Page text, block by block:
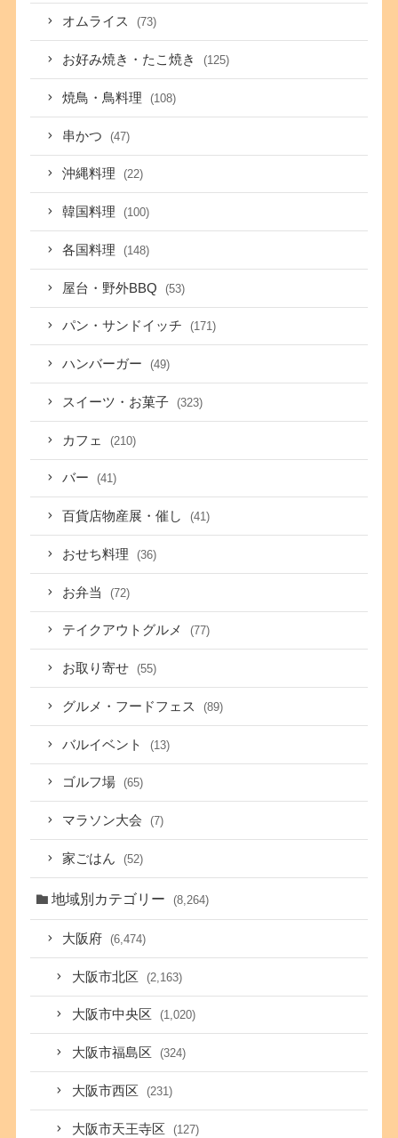
オムライス (73)
お好み焼き・たこ焼き (125)
焼鳥・鳥料理 (108)
串かつ (47)
沖縄料理 (22)
韓国料理 (100)
各国料理 (148)
屋台・野外BBQ (53)
パン・サンドイッチ (171)
ハンバーガー (49)
スイーツ・お菓子 (323)
カフェ (210)
バー (41)
百貨店物産展・催し (41)
おせち料理 (36)
お弁当 (72)
テイクアウトグルメ (77)
お取り寄せ (55)
グルメ・フードフェス (89)
バルイベント (13)
ゴルフ場 (65)
マラソン大会 (7)
家ごはん (52)
地域別カテゴリー (8,264)
大阪府 (6,474)
大阪市北区 (2,163)
大阪市中央区 (1,020)
大阪市福島区 (324)
大阪市西区 (231)
大阪市天王寺区 (127)